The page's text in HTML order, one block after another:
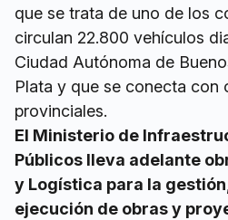
que se trata de uno de los
circulan 22.800 vehículos
Ciudad Autónoma de
Plata y que se conecta con
provinciales.
El Ministerio de
Públicos lleva adelante
y Logística para la
ejecución de obras y